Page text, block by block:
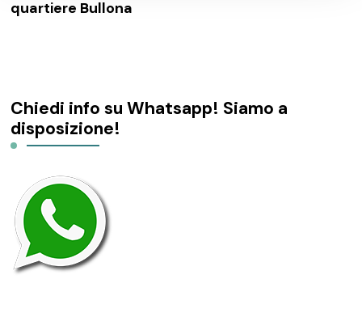
quartiere Bullona
Chiedi info su Whatsapp! Siamo a
disposizione!